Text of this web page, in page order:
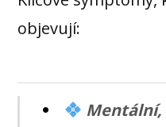
objevují:
Mentální,